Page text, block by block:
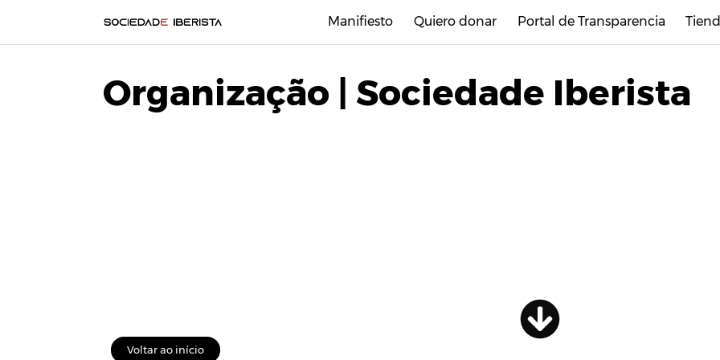
Manifiesto Quiero donar Portal de Transparencia
Organização | Sociedade Iberista
Voltar ao início